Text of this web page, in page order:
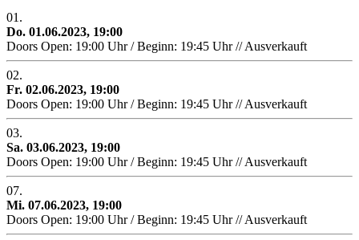
01.
Do. 01.06.2023, 19:00
Doors Open: 19:00 Uhr / Beginn: 19:45 Uhr // Ausverkauft
02.
Fr. 02.06.2023, 19:00
Doors Open: 19:00 Uhr / Beginn: 19:45 Uhr // Ausverkauft
03.
Sa. 03.06.2023, 19:00
Doors Open: 19:00 Uhr / Beginn: 19:45 Uhr // Ausverkauft
07.
Mi. 07.06.2023, 19:00
Doors Open: 19:00 Uhr / Beginn: 19:45 Uhr // Ausverkauft